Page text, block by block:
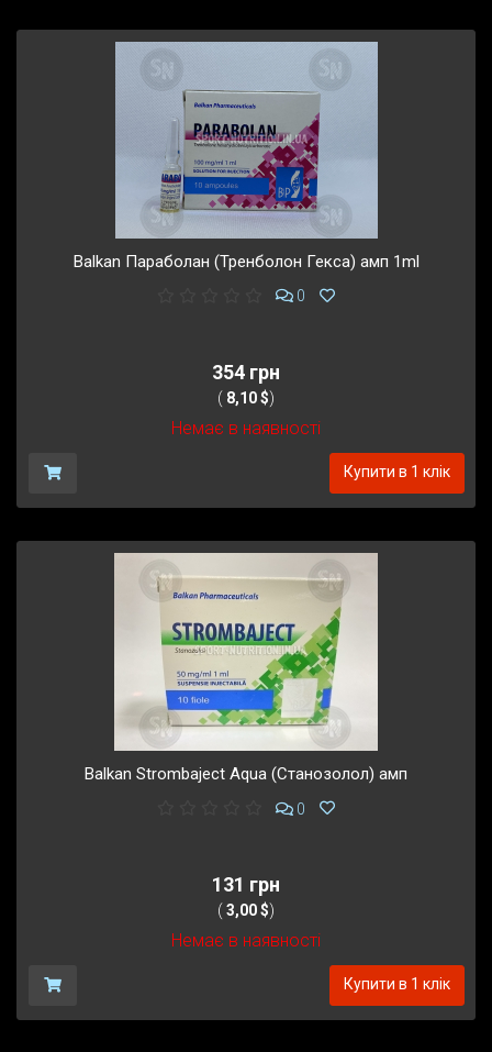
Balkan Параболан (Тренболон Гекса) амп 1ml
0
354 грн
( 8,10 $)
Немає в наявності
Купити в 1 клік
Balkan Strombaject Aqua (Станозолол) амп
0
131 грн
( 3,00 $)
Немає в наявності
Купити в 1 клік